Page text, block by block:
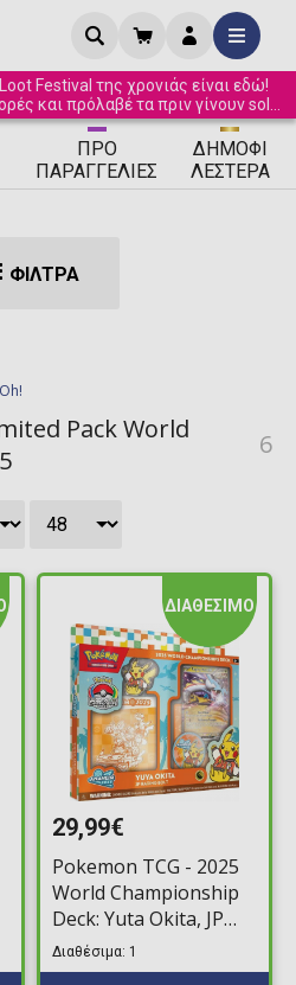
Festival της χρονιάς είναι εδώ!
και πρόλαβέ τα πριν γίνουν sold
out! ☀️
ΠΡΟ
ΠΑΡΑΓΓΕΛΊΕΣ
ΔΗΜΟΦΙ
ΛΈΣΤΕΡΑ
ΦΊΛΤΡΑ
Pack World
6
ΔΙΑΘΕΣΙΜΟ
29,99€
Pokemon TCG - 2025
World Championship
Deck: Yuta Okita, JP
Raging Bolt
Διαθέσιμα: 1